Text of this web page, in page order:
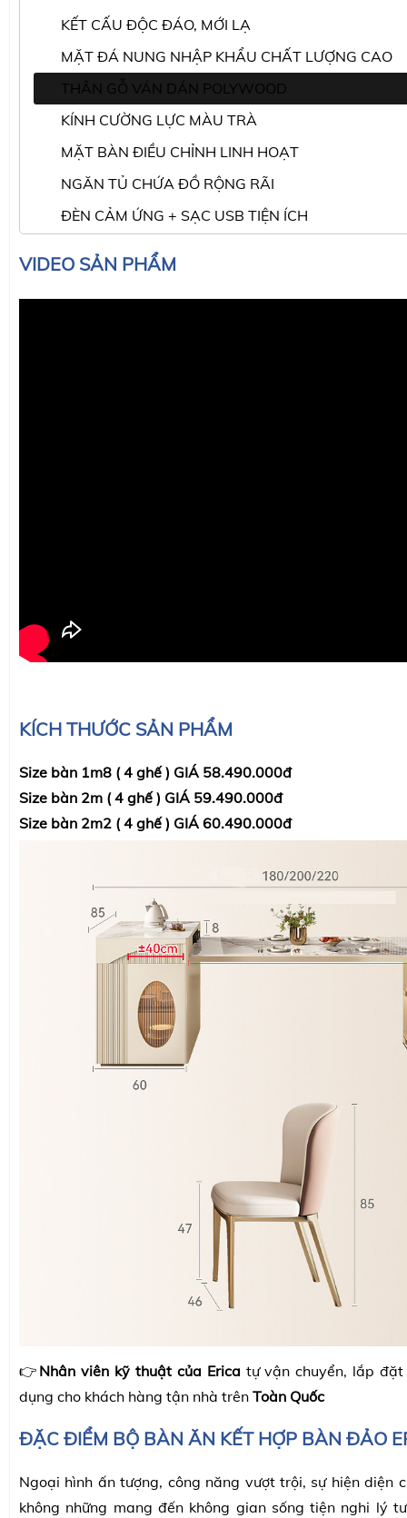
KẾT CẤU ĐỘC ĐÁO, MỚI LẠ
MẶT ĐÁ NUNG NHẬP KHẨU CHẤT LƯỢNG CAO
THÂN GỖ VÁN DÁN POLYWOOD
KÍNH CƯỜNG LỰC MÀU TRÀ
MẶT BÀN ĐIỀU CHỈNH LINH HOẠT
NGĂN TỦ CHỨA ĐỒ RỘNG RÃI
ĐÈN CẢM ỨNG + SẠC USB TIỆN ÍCH
VIDEO SẢN PHẨM
KÍCH THƯỚC SẢN PHẨM
Size bàn 1m8 ( 4 ghế ) GIÁ 58.490.000đ
Size bàn 2m ( 4 ghế ) GIÁ 59.490.000đ
Size bàn 2m2 ( 4 ghế ) GIÁ 60.490.000đ
👉 Nhân viên kỹ thuật của Erica tự vận chuyển, lắp
dụng cho khách hàng tận nhà trên Toàn Quốc
ĐẶC ĐIỂM BỘ BÀN ĂN KẾT HỢP BÀN ĐẢO
Ngoại hình ấn tượng, công năng vượt trội, sự hiện diện
không những mang đến không gian sống tiện nghi lý